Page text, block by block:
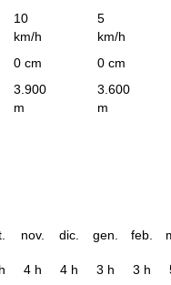
10
km/h
5
km/h
0 cm 0 cm
3.900
m
3.600
m
nov. dic. gen. feb.
4 h 4 h 3 h 3 h